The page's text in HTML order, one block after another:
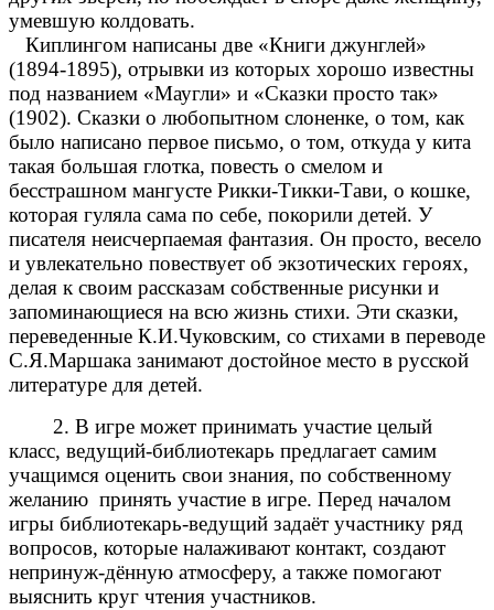
умевшую колдовать.
Киплингом написаны две «Книги джунглей»
(1894-1895), отрывки из которых хорошо известны
под названием «Маугли» и «Сказки просто так»
(1902). Сказки о любопытном слоненке, о том, как
было написано первое письмо, о том, откуда у кита
такая большая глотка, повесть о смелом и
бесстрашном мангусте Рикки-Тикки-Тави, о кошке,
которая гуляла сама по себе, покорили детей. У
писателя неисчерпаемая фантазия. Он просто, весело
и увлекательно повествует об экзотических героях,
делая к своим рассказам собственные рисунки и
запоминающиеся на всю жизнь стихи. Эти сказки,
переведенные К.И.Чуковским, со стихами в переводе
С.Я.Маршака занимают достойное место в русской
литературе для детей.
2. В игре может принимать участие целый
класс, ведущий-библиотекарь предлагает самим
учащимся оценить свои знания, по собственному
желанию принять участие в игре. Перед началом
игры библиотекарь-ведущий задаёт участнику ряд
вопросов, которые налаживают контакт, создают
непринуж-дённую атмосферу, а также помогают
выяснить круг чтения участников.